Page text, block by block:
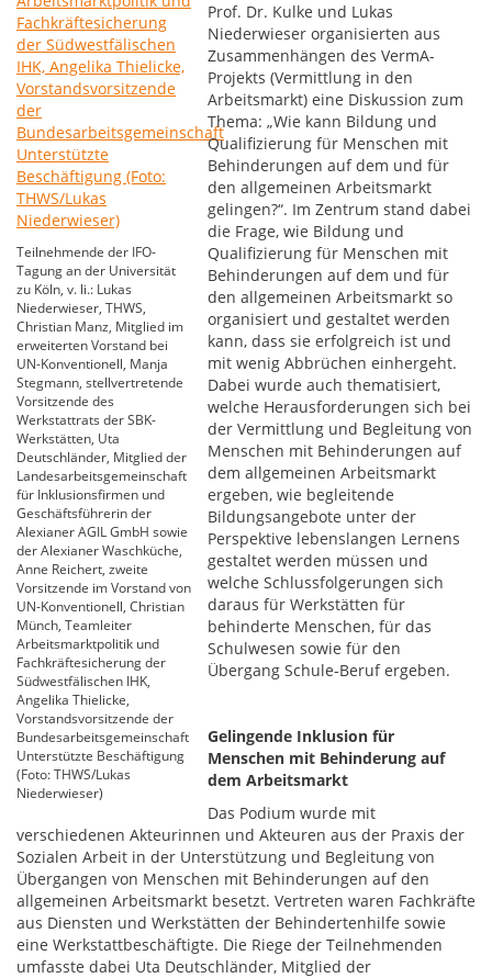
Teilnehmende der IFO-
Tagung an der Universität
zu Köln, v. li.: Lukas
Niederwieser, THWS,
Christian Manz, Mitglied im
erweiterten Vorstand bei
UN-Konventionell, Manja
Stegmann, stellvertretende
Vorsitzende des
Werkstattrats der SBK-
Werkstätten, Uta
Deutschländer, Mitglied der
Landesarbeitsgemeinschaft
für Inklusionsfirmen und
Geschäftsführerin der
Alexianer AGIL GmbH sowie
der Alexianer Waschküche,
Anne Reichert, zweite
Vorsitzende im Vorstand von
UN-Konventionell, Christian
Münch, Teamleiter
Arbeitsmarktpolitik und
Fachkräftesicherung der
Südwestfälischen IHK,
Angelika Thielicke,
Vorstandsvorsitzende der
Bundesarbeitsgemeinschaft
Unterstützte Beschäftigung
(Foto: THWS/Lukas
Niederwieser)
Prof. Dr. Kulke und Lukas
Niederwieser organisierten aus
Zusammenhängen des VermA-
Projekts (Vermittlung in den
Arbeitsmarkt) eine Diskussion zum
Thema: „Wie kann Bildung und
Qualifizierung für Menschen mit
Behinderungen auf dem und für
den allgemeinen Arbeitsmarkt
gelingen?“. Im Zentrum stand dabei
die Frage, wie Bildung und
Qualifizierung für Menschen mit
Behinderungen auf dem und für
den allgemeinen Arbeitsmarkt so
organisiert und gestaltet werden
kann, dass sie erfolgreich ist und
mit wenig Abbrüchen einhergeht.
Dabei wurde auch thematisiert,
welche Herausforderungen sich bei
der Vermittlung und Begleitung von
Menschen mit Behinderungen auf
dem allgemeinen Arbeitsmarkt
ergeben, wie begleitende
Bildungsangebote unter der
Perspektive lebenslangen Lernens
gestaltet werden müssen und
welche Schlussfolgerungen sich
daraus für Werkstätten für
behinderte Menschen, für das
Schulwesen sowie für den
Übergang Schule-Beruf ergeben.
Gelingende Inklusion für
Menschen mit Behinderung auf
dem Arbeitsmarkt
Das Podium wurde mit
verschiedenen Akteurinnen und Akteuren aus der Praxis der
Sozialen Arbeit in der Unterstützung und Begleitung von
Übergangen von Menschen mit Behinderungen auf den
allgemeinen Arbeitsmarkt besetzt. Vertreten waren Fachkräfte
aus Diensten und Werkstätten der Behindertenhilfe sowie
eine Werkstattbeschäftigte. Die Riege der Teilnehmenden
umfasste dabei Uta Deutschländer, Mitglied der